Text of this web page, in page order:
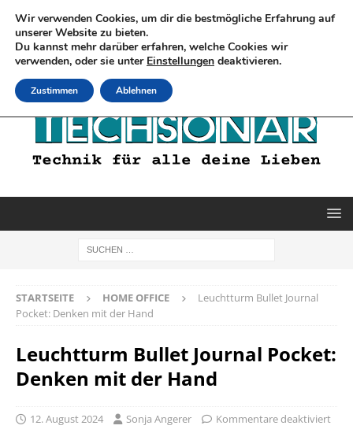
STARTSEITE HOME OFFICE
Leuchtturm Bullet Journal
Pocket: Denken mit der Hand
Leuchtturm Bullet Journal Pocket:
Denken mit der Hand
12. August 2024 Sonja Angerer Kommentare deaktiviert
Wir verwenden Cookies, um dir die bestmögliche Erfahrung auf
unserer Website zu bieten.
Du kannst mehr darüber erfahren, welche Cookies wir
verwenden, oder sie unter Einstellungen deaktivieren.
Zustimmen Ablehnen